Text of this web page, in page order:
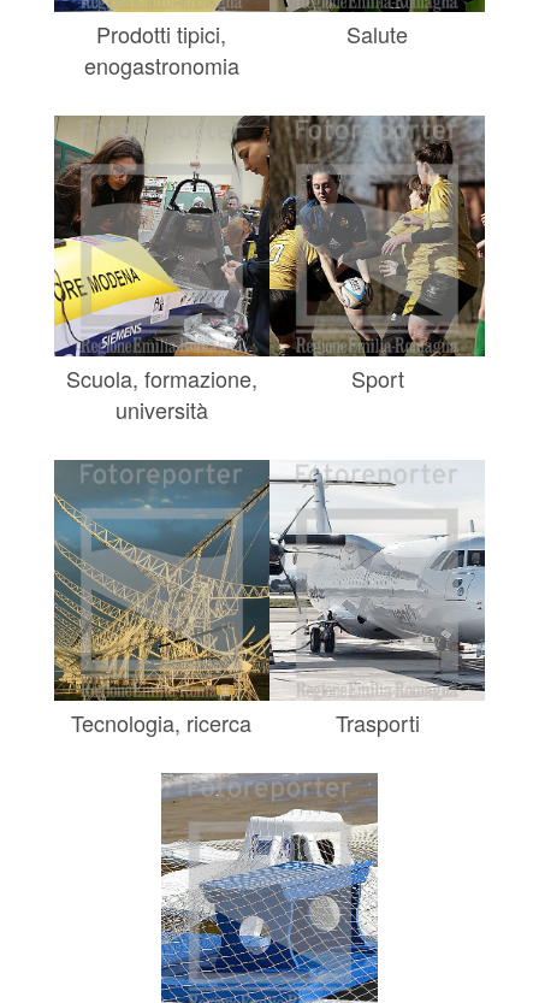
Prodotti tipici,
enogastronomia
Salute
Scuola, formazione,
università
Sport
Tecnologia, ricerca Trasporti